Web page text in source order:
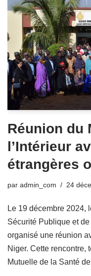
Réunion du
l’Intérieur
étrangères
par admin_com 24
Le 19 décembre 2024,
Sécurité Publique et
organisé une réunion
Niger. Cette rencontre,
Mutuelle de la Santé